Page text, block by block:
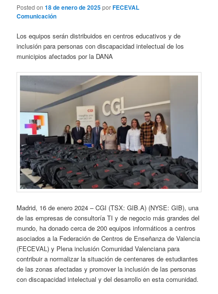
Posted on18 de enero de 2025porFECEVAL
Comunicación
Los equipos serán distribuidos en centros educativos y de
inclusión para personas con discapacidad intelectual de los
municipios afectados por la DANA
Madrid, 16 de enero 2024 – CGI (TSX: GIB.A) (NYSE: GIB), una
de las empresas de consultoría TI y de negocio más grandes del
mundo, ha donado cerca de 200 equipos informáticos a centros
asociados a la Federación de Centros de Enseñanza de Valencia
(FECEVAL) y Plena inclusión Comunidad Valenciana para
contribuir a normalizar la situación de centenares de estudiantes
de las zonas afectadas y promover la inclusión de las personas
con discapacidad intelectual y del desarrollo en esta comunidad.